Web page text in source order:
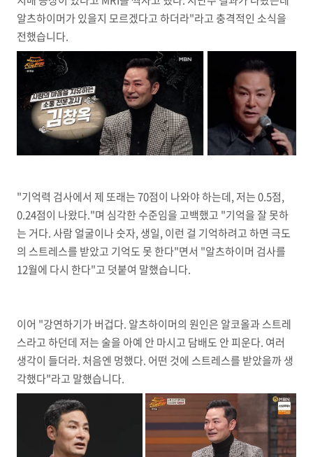
알츠하이머가 있을지 모르겠다고 하더라"라고 충격적인 소식을
전했습니다.
"기억력 검사에서 제 또래는 70점이 나와야 하는데, 저는 0.5점,
0.24점이 나왔다."며 심각한 수준임을 고백했고 "기억을 잘 못하
는 거다. 사람 얼굴이나 숫자, 생일, 이런 걸 기억하려고 하면 극도
의 스트레스를 받았고 기억도 못 한다"면서 "알츠하이머 검사를
12월에 다시 한다"고 덧붙여 말했습니다.
이어 "강연하기가 버겁다. 알츠하이머의 원인은 알코올과 스트레
스라고 하던데 저는 술을 아예 안 마시고 담배도 안 피운다. 여러
생각이 들더라. 처음엔 멍했다. 어떤 것에 스트레스를 받았을까 생
각했다"라고 말했습니다.